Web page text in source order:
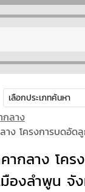
กลาง
าง โครงการบดอั
ากลาง โค
มืองลำพูน จั